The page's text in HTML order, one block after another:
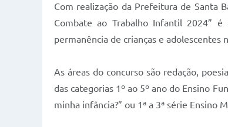
Com realização da Prefeitura de Santa
Combate ao Trabalho Infantil 2024”
permanência de crianças e adolescentes
As áreas do concurso são redação,
das categorias 1º ao 5º ano do Ensino
minha infância?” ou 1ª a 3ª série Ensino